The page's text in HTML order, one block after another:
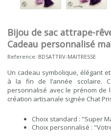
Bijou de sac attrape-
Cadeau personnalisé
Reference: BDSATTRV-MAITRESSE
Un cadeau symbolique, élégant
à la fin de l’année scolaire.
personnalisé avec le prénom de
création artisanale signée Chat
Choix standard : "Super
Choix personnalisé :